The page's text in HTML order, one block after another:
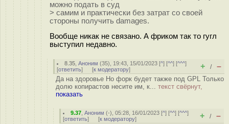
можно подать в суд
> самим и практически без затрат со своей
стороны получить damages.
Вообще никак не связано. А фриком так то гугл
выступил недавно.
8.35 ,Аноним (35), 19:43, 15/01/2023 [^] [^^] [^^^]
[ответить] [к модератору] + / –
Да на здоровье Но форк будет также под GPL Только
долю копирастов несите им, к... текст свёрнут,
показать
9.37 ,Аноним (-), 05:28, 16/01/2023 [^] [^^] [^^^]
[ответить] [к модератору] + / –